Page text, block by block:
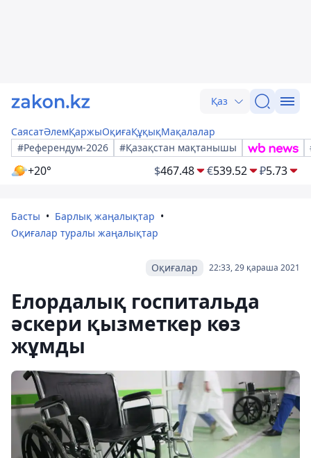
Қаз
СаясатӘлемҚаржыОқиғаҚұқықМақалалар
#Референдум-2026
#Қазақстан мақтанышы
+20° $467.48 €539.52 ₽5.73
Басты
Барлық жаңалықтар
Оқиғалар туралы жаңалықтар
22:33, 29 қараша 2021
Оқиғалар
Елордалық госпитальда
әскери қызметкер көз
жұмды